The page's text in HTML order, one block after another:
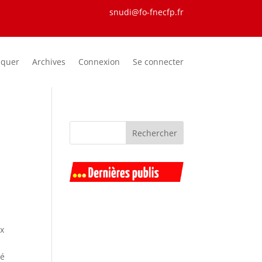
snudi@fo-fnecfp.fr
Archives Connexion Se connecter